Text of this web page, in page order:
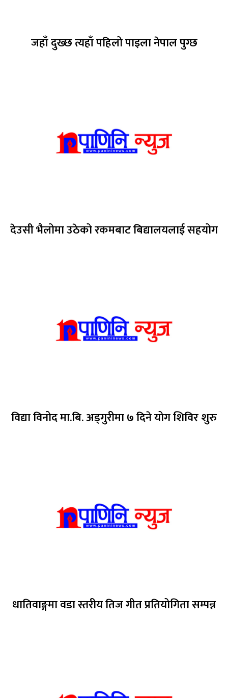
जहाँ दुख्छ त्यहाँ पहिलो पाइला नेपाल पुग्छ
देउसी भैलोमा उठेको रकमबाट बिद्यालयलाई सहयोग
विद्या विनोद मा.बि. अड्गुरीमा ७ दिने योग शिविर शुरु
धातिवाङ्गमा वडा स्तरीय तिज गीत प्रतियोगिता सम्पन्न